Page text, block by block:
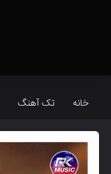
خانه تک آهنگ